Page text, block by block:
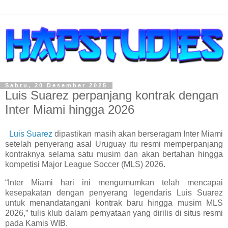
Sabtu, 20 Desember 2025
Luis Suarez perpanjang kontrak dengan
Inter Miami hingga 2026
Luis Suarez dipastikan masih akan berseragam Inter Miami
setelah penyerang asal Uruguay itu resmi memperpanjang
kontraknya selama satu musim dan akan bertahan hingga
kompetisi Major League Soccer (MLS) 2026.
“Inter Miami hari ini mengumumkan telah mencapai
kesepakatan dengan penyerang legendaris Luis Suarez
untuk menandatangani kontrak baru hingga musim MLS
2026,” tulis klub dalam pernyataan yang dirilis di situs resmi
pada Kamis WIB.